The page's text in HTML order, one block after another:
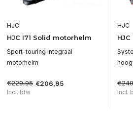
HJC
HJC I71 Solid motorhelm
Sport-touring integraal
motorhelm
€229,95 €206,95
Incl. btw
HJC
Incl.